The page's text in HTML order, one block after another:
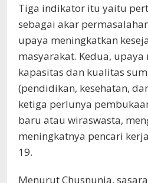
Tiga indikator itu yaitu
sebagai akar
upaya meningkatkan
masyarakat. Kedua,
kapasitas dan kualitas
(pendidikan, kesehatan,
ketiga perlunya
baru atau wiraswasta,
meningkatnya pencari
19.
Menurut Chusnunia,